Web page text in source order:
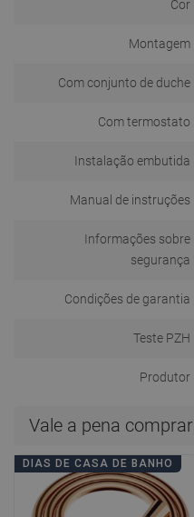
Cor
Montagem
Com conjunto de duche
Com termostato
Instalação embutida
Manual de instruções
Informações sobre
segurança
Condições de garantia
Teste PZH
Produtor
Vale a pena comprar
DIAS DE CASA DE BANHO